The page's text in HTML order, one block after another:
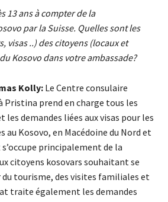
13 ans à compter de la
par la Suisse. Quelles sont les
visas ..) des citoyens (locaux et
Kosovo dans votre ambassade?
Kolly: Le Centre consulaire
Pristina prend en charge tous les
les demandes liées aux visas pour les
au Kosovo, en Macédoine du Nord et
principalement de la
citoyens kosovars souhaitant se
du tourisme, des visites familiales et
traite également les demandes